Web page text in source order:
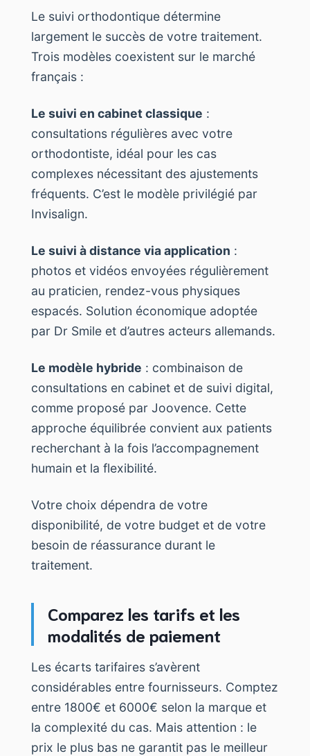
Le suivi orthodontique détermine
largement le succès de votre traitement.
Trois modèles coexistent sur le marché
français :
Le suivi en cabinet classique :
consultations régulières avec votre
orthodontiste, idéal pour les cas
complexes nécessitant des ajustements
fréquents. C’est le modèle privilégié par
Invisalign.
Le suivi à distance via application :
photos et vidéos envoyées régulièrement
au praticien, rendez-vous physiques
espacés. Solution économique adoptée
par Dr Smile et d’autres acteurs allemands.
Le modèle hybride : combinaison de
consultations en cabinet et de suivi digital,
comme proposé par Joovence. Cette
approche équilibrée convient aux patients
recherchant à la fois l’accompagnement
humain et la flexibilité.
Votre choix dépendra de votre
disponibilité, de votre budget et de votre
besoin de réassurance durant le
traitement.
Comparez les tarifs et les
modalités de paiement
Les écarts tarifaires s’avèrent
considérables entre fournisseurs. Comptez
entre 1800€ et 6000€ selon la marque et
la complexité du cas. Mais attention : le
prix le plus bas ne garantit pas le meilleur